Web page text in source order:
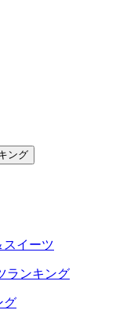
ング
スイーツ
ランキング
グ